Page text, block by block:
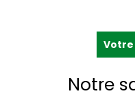
Notre